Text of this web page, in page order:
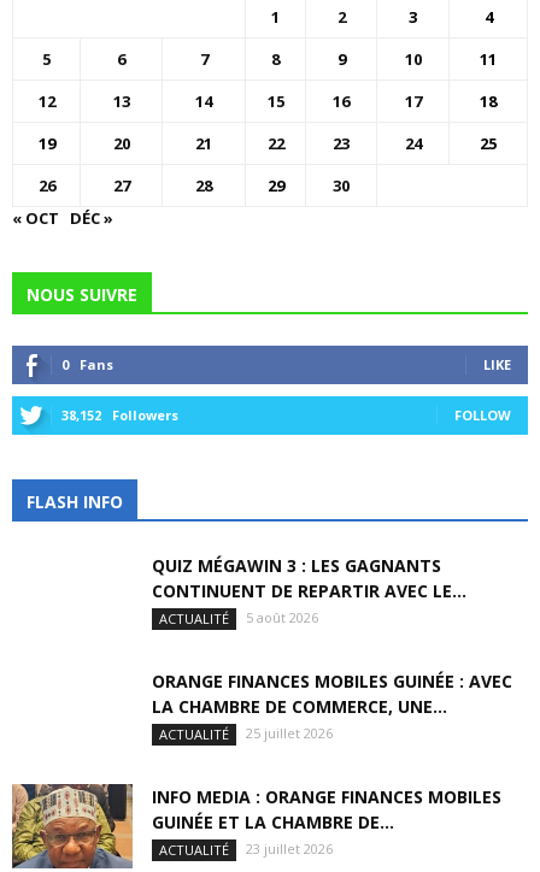
1 2 3
4
5
6 7 8 9 10
11
12
13 14 15 16 17
18
19
20 21 22 23 24
25
26
27 28 29
30
« OCT
DÉC »
NOUS SUIVRE
0 Fans LIKE
38,152 Followers FOLLOW
FLASH INFO
QUIZ MÉGAWIN 3 : LES GAGNANTS
CONTINUENT DE REPARTIR AVEC LE...
ACTUALITÉ 5 août 2026
ORANGE FINANCES MOBILES GUINÉE : AVEC
LA CHAMBRE DE COMMERCE, UNE...
ACTUALITÉ 25 juillet 2026
INFO MEDIA : ORANGE FINANCES MOBILES
GUINÉE ET LA CHAMBRE DE...
ACTUALITÉ 23 juillet 2026